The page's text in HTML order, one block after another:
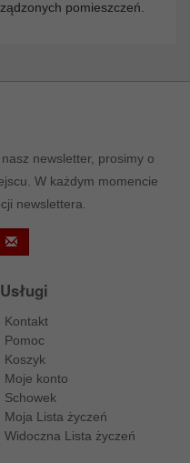
pomieszczeń.
newsletter, prosimy o
W każdym momencie
newslettera.
Usługi
Kontakt
Pomoc
Koszyk
Moje konto
Schowek
Moja Lista życzeń
Widoczna Lista życzeń